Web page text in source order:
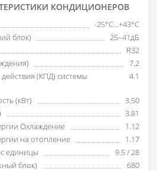
КОНДИЦИОНЕРОВ
-25°C...+43°C
блок)
25–41дБ
R32
7.2
(КПД) системы
4.1
(кВт)
3.50
3.81
Охлаждение
1.12
на отопление
1.17
единицы
9.5 / 28
блок)
680